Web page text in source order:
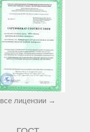
все лицензии →